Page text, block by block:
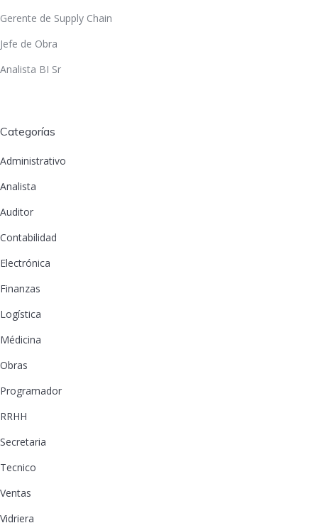
Gerente de Supply Chain
Jefe de Obra
Analista BI Sr
Categorías
Administrativo
Analista
Auditor
Contabilidad
Electrónica
Finanzas
Logística
Médicina
Obras
Programador
RRHH
Secretaria
Tecnico
Ventas
Vidriera